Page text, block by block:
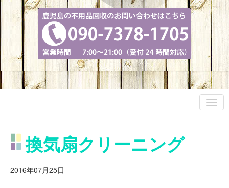
換気扇クリーニング
2016年07月25日